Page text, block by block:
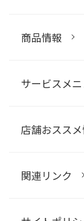
商品情報
サービスメ
店舗おスス
関連リンク